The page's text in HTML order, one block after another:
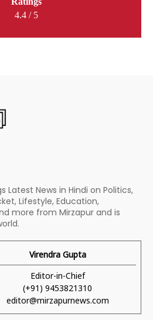
4.4 / 5
Latest News in Hindi on Politics,
Lifestyle, Education,
more from Mirzapur and is
Virendra Gupta
Editor-in-Chief
(+91) 9453821310
editor@mirzapurnews.com